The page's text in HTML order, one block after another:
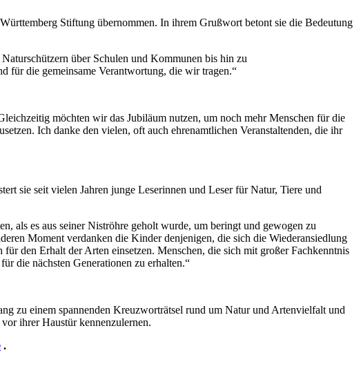
Stiftung übernommen. In ihrem Grußwort betont sie die Bedeutung
über Schulen und Kommunen bis hin zu
für die gemeinsame Verantwortung, die wir tragen.“
möchten wir das Jubiläum nutzen, um noch mehr Menschen für die
Ich danke den vielen, oft auch ehrenamtlichen Veranstaltenden, die ihr
sie seit vielen Jahren junge Leserinnen und Leser für Natur, Tiere und
als es aus seiner Niströhre geholt wurde, um beringt und gewogen zu
Moment verdanken die Kinder denjenigen, die sich die Wiederansiedlung
den Erhalt der Arten einsetzen. Menschen, die sich mit großer Fachkenntnis
die nächsten Generationen zu erhalten.“
zu einem spannenden Kreuzworträtsel rund um Natur und Artenvielfalt und
ihrer Haustür kennenzulernen.
.